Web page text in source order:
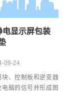
显示屏包装
09-24
、控制板和逆变器
脑的信号并形成图